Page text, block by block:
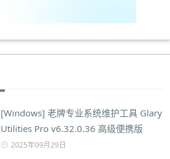
[Windows] 老牌专业系统维护工具 Glary
Utilities Pro v6.32.0.36 高级便携版
2025年09月29日